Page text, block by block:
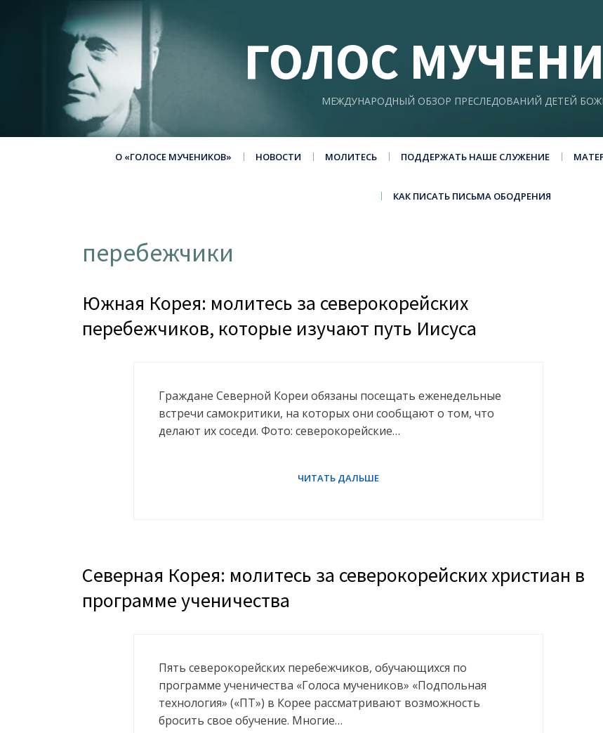
ГОЛОС
МЕЖДУНАРОДНЫЙ ОБЗОР ПРЕСЛЕДОВАНИЙ ДЕТЕЙ
О «ГОЛОСЕ МУЧЕНИКОВ» НОВОСТИ МОЛИТЕСЬ ПОДДЕРЖАТЬ НАШЕ СЛУЖЕНИЕ
КАК ПИСАТЬ ПИСЬМА ОБОДРЕНИЯ
перебежчики
Южная Корея: молитесь за северокорейских
перебежчиков, которые изучают путь Иисуса
Граждане Северной Кореи обязаны посещать еженедельные
встречи самокритики, на которых они сообщают о том, что
делают их соседи. Фото: северокорейские…
Северная Корея: молитесь за северокорейских христиан в
программе ученичества
Пять северокорейских перебежчиков, обучающихся по
программе ученичества «Голоса мучеников» «Подпольная
технология» («ПТ») в Корее рассматривают возможность
бросить свое обучение. Многие…